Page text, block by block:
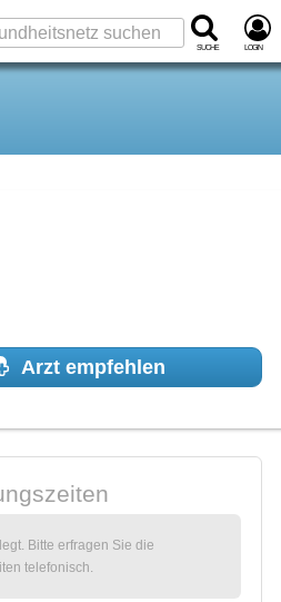
Suche Login
Arzt empfehlen
Bitte erfragen Sie die
telefonisch.